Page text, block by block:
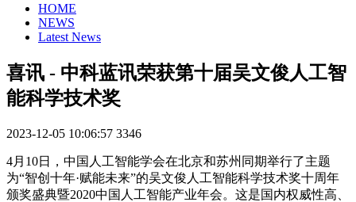
HOME
NEWS
Latest News
喜讯 - 中科蓝讯荣获第十届吴文俊人工智
能科学技术奖
2023-12-05 10:06:57 3346
4月 10日，中国人工智能学会在北京和苏州同期举行了主题
为“智创十年·赋能未来”的吴文俊人工智能科学技术奖十周年
颁奖盛典暨2020中国人工智能产业年会。这是国内权威性高、